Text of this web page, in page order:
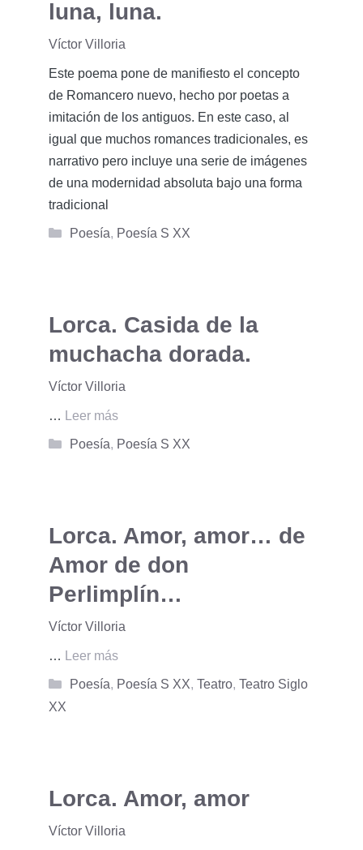
luna, luna.
Víctor Villoria
Este poema pone de manifiesto el concepto
de Romancero nuevo, hecho por poetas a
imitación de los antiguos. En este caso, al
igual que muchos romances tradicionales, es
narrativo pero incluye una serie de imágenes
de una modernidad absoluta bajo una forma
tradicional
Categorías
Poesía, Poesía S XX
Lorca. Casida de la
muchacha dorada.
Víctor Villoria
…
Leer más
Categorías
Poesía, Poesía S XX
Lorca. Amor, amor… de
Amor de don
Perlimplín…
Víctor Villoria
…
Leer más
Categorías
Poesía, Poesía S XX, Teatro, Teatro Siglo
XX
Lorca. Amor, amor
Víctor Villoria